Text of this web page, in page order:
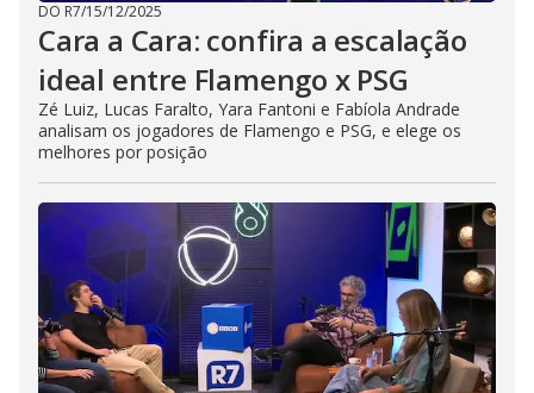
DO R7/15/12/2025
Cara a Cara: confira a escalação
ideal entre Flamengo x PSG
Zé Luiz, Lucas Faralto, Yara Fantoni e Fabíola Andrade
analisam os jogadores de Flamengo e PSG, e elege os
melhores por posição